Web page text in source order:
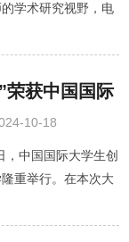
学术研究视野，电
佳副教授受邀参加，
荣获中国国际
家级银奖！
10-18
中国国际大学生创
重举行。在本次大
、郝爱凤等团队成